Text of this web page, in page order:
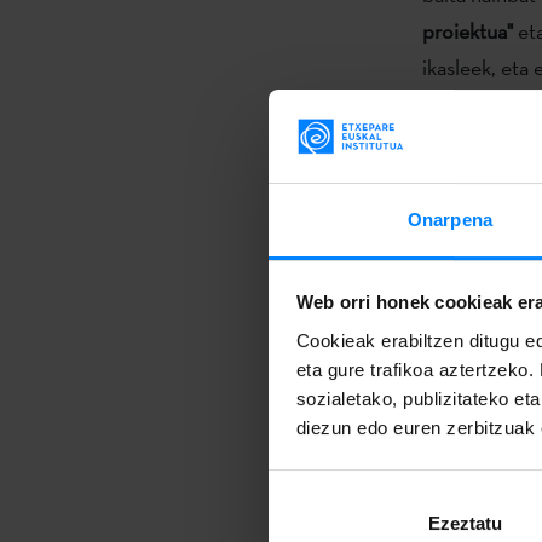
Onarpena
Web orri honek cookieak
Cookieak erabiltzen ditugu
eta gure trafikoa aztertzeko.
sozialetako, publizitateko
diezun edo euren
Ezeztatu
proiektua"
ikasleek, eta
berbera
zituzten
Ostiralean,
Apirilaren